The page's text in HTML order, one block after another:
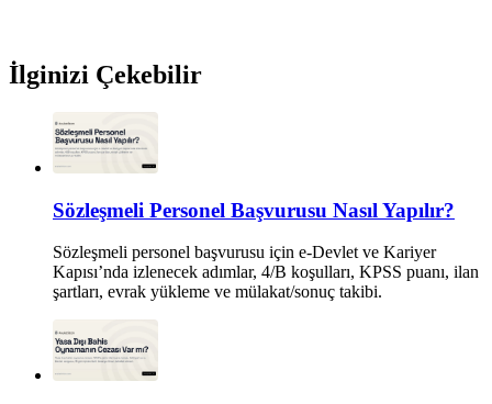
İlginizi Çekebilir
Sözleşmeli Personel Başvurusu Nasıl Yapılır?
Sözleşmeli personel başvurusu için e-Devlet ve Kariyer
Kapısı’nda izlenecek adımlar, 4/B koşulları, KPSS puanı, ilan
şartları, evrak yükleme ve mülakat/sonuç takibi.